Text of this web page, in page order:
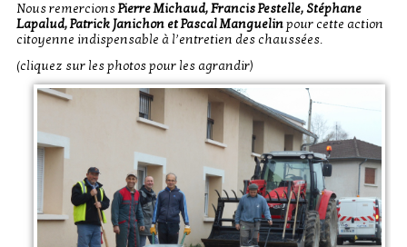
Nous remercionsPierre Michaud, Francis Pestelle, Stéphane
Lapalud, Patrick Janichon et Pascal Manguelinpour cette action
citoyenne indispensable à l’entretien des chaussées.
(cliquez sur les photos pour les agrandir)